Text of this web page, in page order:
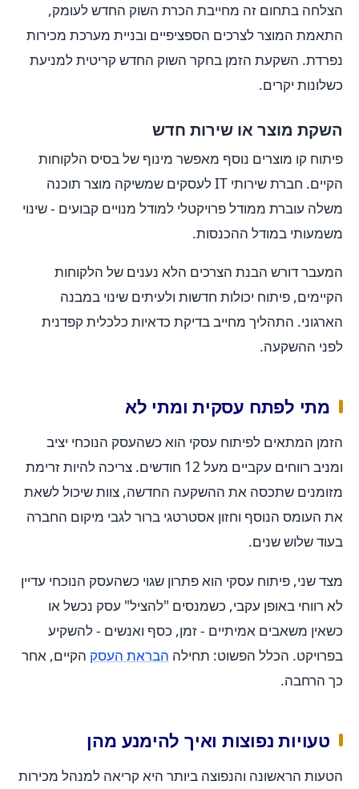
הצלחה בתחום זה מחייבת הכרת השוק החדש לעומק,
התאמת המוצר לצרכים הספציפיים ובניית מערכת מכירות
נפרדת. השקעת הזמן בחקר השוק החדש קריטית למניעת
כשלונות יקרים.
השקת מוצר או שירות חדש
פיתוח קו מוצרים נוסף מאפשר מינוף של בסיס הלקוחות
הקיים. חברת שירותי IT לעסקים שמשיקה מוצר תוכנה
משלה עוברת ממודל פרויקטלי למודל מנויים קבועים - שינוי
משמעותי במודל ההכנסות.
המעבר דורש הבנת הצרכים הלא נענים של הלקוחות
הקיימים, פיתוח יכולות חדשות ולעיתים שינוי במבנה
הארגוני. התהליך מחייב בדיקת כדאיות כלכלית קפדנית
לפני ההשקעה.
מתי לפתח עסקית ומתי לא
הזמן המתאים לפיתוח עסקי הוא כשהעסק הנוכחי יציב
ומניב רווחים עקביים מעל 12 חודשים. צריכה להיות זרימת
מזומנים שתכסה את ההשקעה החדשה, צוות שיכול לשאת
את העומס הנוסף וחזון אסטרטגי ברור לגבי מיקום החברה
בעוד שלוש שנים.
מצד שני, פיתוח עסקי הוא פתרון שגוי כשהעסק הנוכחי עדיין
לא רווחי באופן עקבי, כשמנסים "להציל" עסק נכשל או
כשאין משאבים אמיתיים - זמן, כסף ואנשים - להשקיע
בפרויקט. הכלל הפשוט: תחילה הבראת העסק הקיים, אחר
כך הרחבה.
טעויות נפוצות ואיך להימנע מהן
הטעות הראשונה והנפוצה ביותר היא קריאה למנהל מכירות